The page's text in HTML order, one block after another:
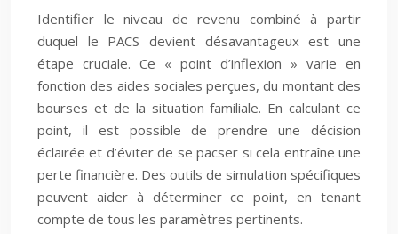
Identifier le niveau de revenu combiné à partir
duquel le PACS devient désavantageux est une
étape cruciale. Ce « point d’inflexion » varie en
fonction des aides sociales perçues, du montant des
bourses et de la situation familiale. En calculant ce
point, il est possible de prendre une décision
éclairée et d’éviter de se pacser si cela entraîne une
perte financière. Des outils de simulation spécifiques
peuvent aider à déterminer ce point, en tenant
compte de tous les paramètres pertinents.